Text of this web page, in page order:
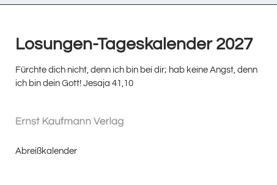
Losungen-Tageskalender 2027
Fürchte dich nicht, denn ich bin bei dir; hab keine Angst, denn
ich bin dein Gott! Jesaja 41,10
Abreißkalender